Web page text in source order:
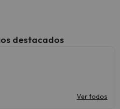
destacados
Ver todos